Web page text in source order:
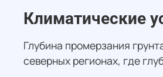
Климатические
Глубина промерзания
северных регионах, где